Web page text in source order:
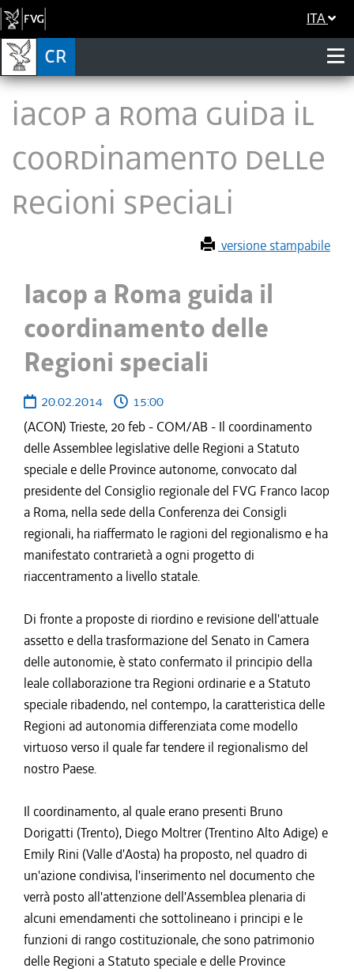
ITA
Iacop a Roma guida il
coordinamento delle
Regioni speciali
versione stampabile
Iacop a Roma guida il
coordinamento delle
Regioni speciali
20.02.2014
15:00
(ACON) Trieste, 20 feb - COM/AB - Il coordinamento
delle Assemblee legislative delle Regioni a Statuto
speciale e delle Province autonome, convocato dal
presidente del Consiglio regionale del FVG Franco Iacop
a Roma, nella sede della Conferenza dei Consigli
regionali, ha riaffermato le ragioni del regionalismo e ha
manifestato contrarietà a ogni progetto di
riaccentramento a livello statale.
Di fronte a proposte di riordino e revisione dell'attuale
assetto e della trasformazione del Senato in Camera
delle autonomie, è stato confermato il principio della
leale collaborazione tra Regioni ordinarie e a Statuto
speciale ribadendo, nel contempo, la caratteristica delle
Regioni ad autonomia differenziata come modello
virtuoso verso il quale far tendere il regionalismo del
nostro Paese.
Il coordinamento, al quale erano presenti Bruno
Dorigatti (Trento), Diego Moltrer (Trentino Alto Adige) e
Emily Rini (Valle d'Aosta) ha proposto, nel quadro di
un'azione condivisa, l'inserimento nel documento che
verrà posto all'attenzione dell'Assemblea plenaria di
alcuni emendamenti che sottolineano i principi e le
funzioni di rango costituzionale, che sono patrimonio
delle Regioni a Statuto speciale e delle Province